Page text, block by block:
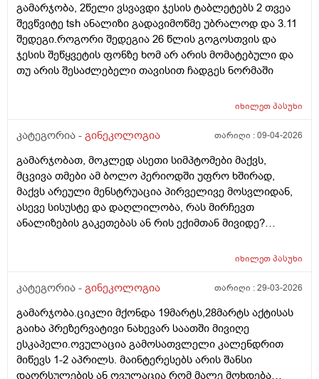
გამარჯობა, 2წელი ვსვავდი ჯესის ტაბლეტებს 2 თვეა
შევწვიტე tsh ანალიზი გადავიმოწმე უბრალოდ და 3.11
შედეგი.როგორი შედეგია 26 წლის გოგოსთვის და
ჯესის შეწყვეტის ფონზე ხომ არ არის მომატებული და
თუ არის შესაძლებელი თავისით ჩადგეს ნორმაში
იხილეთპასუხი
კატეგორია - გინეკოლოგია თარიღი :09-04-2026
გამარჯობათ, მოკლედ ასეთი სიმპტომები მაქვს,
მცვივა თმები ამ ბოლო პერიოდში უფრო ხშირად,
მაქვს არეული მენსტრუაცია პირველივე მოსვლიდან,
ასევე სისუსტე და დაღლილობა, რას მირჩევთ
ანალიზების გაკეთებას ან რის ექიმთან მივიდე?
იხილეთპასუხი
კატეგორია - გინეკოლოგია თარიღი :29-03-2026
გამარჯობა.ციკლი მქონდა 19მარტს,28მარტს აქტისას
გაიხა პრეზერვატივი ნახევარ საათში მივიღე
ესკაპელი.ოვულაცია გამოსათვლელი კალენდრით
მიწევს 1-2 აპრილს. მაინტერესებს არის შანსი
დაორსულების ან ოვულაცია რომ მალე მოხდება